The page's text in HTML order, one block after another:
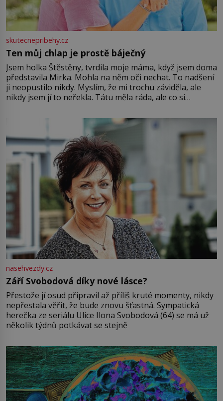
skutecnepribehy.cz
Ten můj chlap je prostě báječný
Jsem holka Štěstěny, tvrdila moje máma, když jsem doma
představila Mirka. Mohla na něm oči nechat. To nadšení
ji neopustilo nikdy. Myslím, že mi trochu záviděla, ale
nikdy jsem jí to neřekla. Tátu měla ráda, ale co si
Jsme spolu moc rádi Tehdy byla jiná doba, když
nasehvezdy.cz
Září Svobodová díky nové lásce?
Přestože jí osud připravil až příliš kruté momenty, nikdy
nepřestala věřit, že bude znovu šťastná. Sympatická
herečka ze seriálu Ulice Ilona Svobodová (64) se má už
několik týdnů potkávat se stejně